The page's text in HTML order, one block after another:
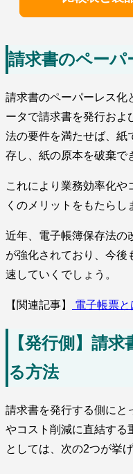
請求書のペーパ
請求書のペーパーレス化
ータで請求書を発行およ
法の要件を満たせば、紙
存し、紙の原本を破棄で
これにより業務効率化や
くのメリットをもたらし
近年、電子帳簿保存法の
が強化されており、今後
速していくでしょう。
【関連記事】 電子帳票と
【発行側】請
る方法
請求書を発行する側にと
やコスト削減に直結する
としては、次の2つが挙げ